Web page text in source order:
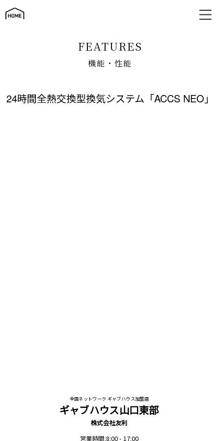
機能・性能
FEATURES
機能・性能
24時間全熱交換型換気システム「ACCS NEO」
全国ネットワーク ギャブハウス加盟店
ギャブハウス山口東部
株式会社友利
営業時間:8:00 - 17:00